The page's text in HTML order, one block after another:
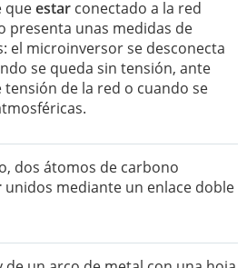
queestar conectado a la red
presenta unas medidas de
el microinversor se desconecta
se queda sin tensión, ante
de la red o cuando se
dos átomos de carbono
unidos mediante un enlace doble